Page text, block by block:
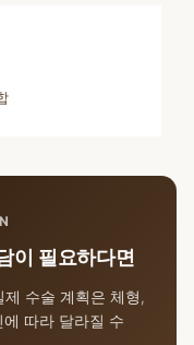
이 필요하다면
수술 계획은 체형,
따라 달라질 수